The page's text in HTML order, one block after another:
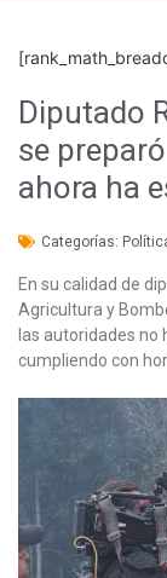
Diputado
se
ahora ha
Categorías:
En su calidad de
Agricultura y
las autoridades no
cumpliendo con